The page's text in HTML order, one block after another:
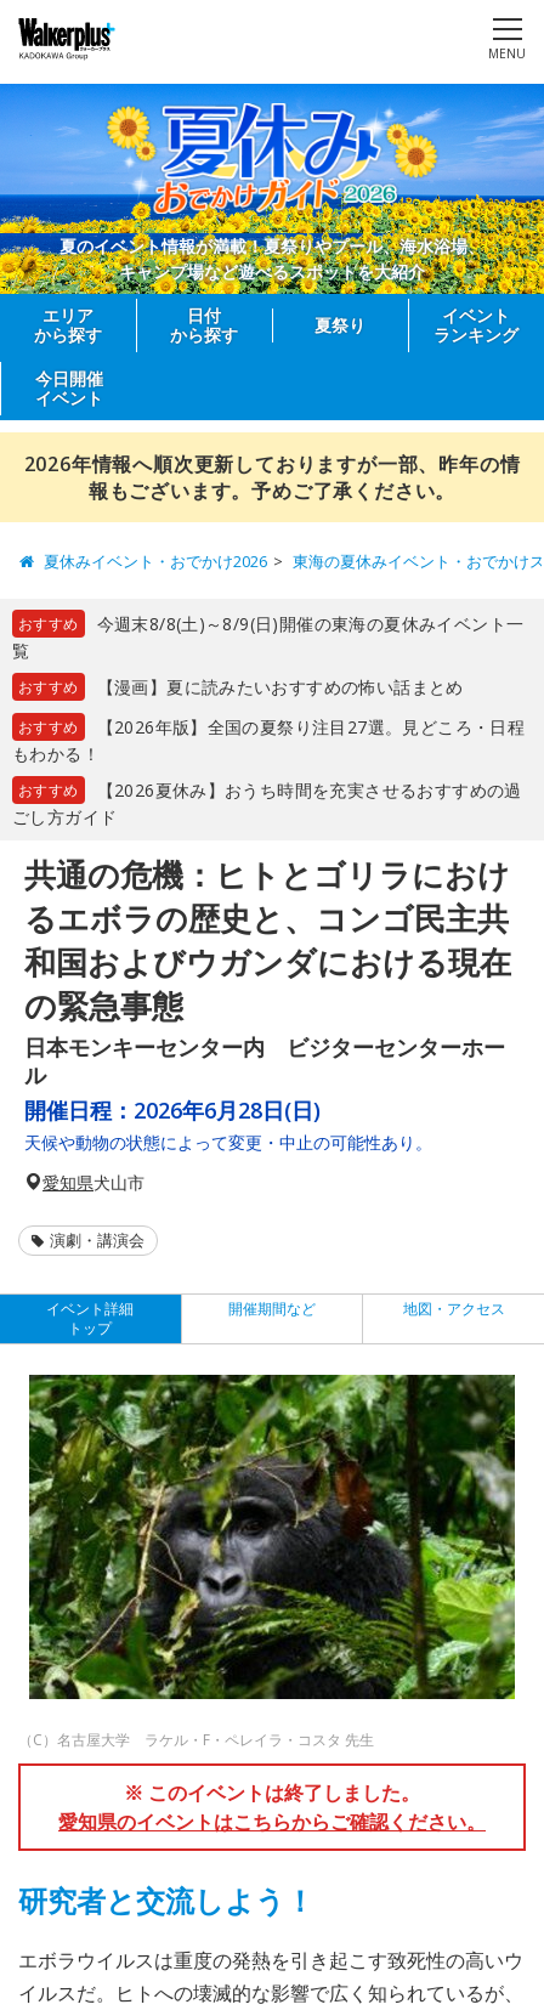
MENU
夏のイベント情報が満載！夏祭りやプール、海水浴場、
キャンプ場など遊べるスポットを大紹介
エリア
から探す
日付
から探す
夏祭り
イベント
ランキング
今日開催
イベント
2026年情報へ順次更新しておりますが一部、昨年の情
報もございます。予めご了承ください。
夏休みイベント・おでかけ2026 東海の夏休みイベント・おでかけ
おすすめ
今週末8/8(土)～8/9(日)開催の東海の夏休みイベント一
覧
おすすめ 【漫画】夏に読みたいおすすめの怖い話まとめ
おすすめ
【2026年版】全国の夏祭り注目27選。見どころ・日程
もわかる！
おすすめ
【2026夏休み】おうち時間を充実させるおすすめの過
ごし方ガイド
共通の危機：ヒトとゴリラにおけ
るエボラの歴史と、コンゴ民主共
和国およびウガンダにおける現在
の緊急事態
日本モンキーセンター内 ビジターセンターホー
ル
開催日程： 2026年6月28日(日)
天候や動物の状態によって変更・中止の可能性あり。
愛知県犬山市
演劇・講演会
イベント詳細
トップ
開催期間など 地図・アクセス
（C）名古屋大学 ラケル・F・ペレイラ・コスタ 先生
※ このイベントは終了しました。
愛知県のイベントはこちらからご確認ください。
研究者と交流しよう！
エボラウイルスは重度の発熱を引き起こす致死性の高いウ
イルスだ。ヒトへの壊滅的な影響で広く知られているが、